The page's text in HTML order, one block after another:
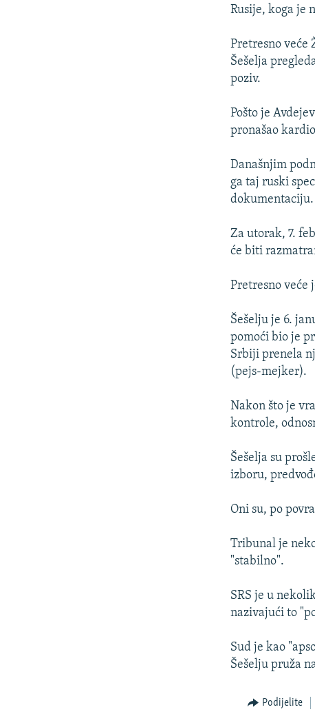
Rusije, koga je
Pretresno veće
Šešelja
poziv.
Pošto je
pronašao
Današnjim
ga taj ruski
dokumentaciju.
Za utorak, 7.
će biti
Pretresno veće
Šešelju je 6.
pomoći bio je
Srbiji prenela
(pejs-mejker).
Nakon što je
kontrole,
Šešelja su
izboru,
Oni su, po
Tribunal je
"stabilno".
SRS je u
nazivajući to
Sud je kao
Šešelju pruža
Podijelite